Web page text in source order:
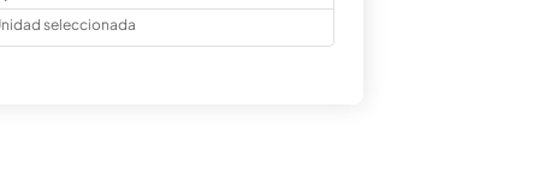
seleccionada